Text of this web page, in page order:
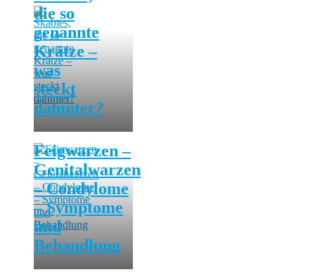
die so
genannte
Krätze –
was
steckt
dahinter?
Feigwarzen –
Genitalwarzen
– Condylome
– Symptome
und
Behandlung